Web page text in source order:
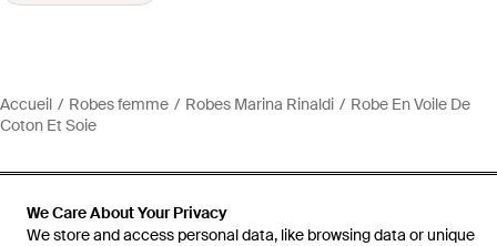
We Care About Your Privacy
We store and access personal data, like browsing data or unique
Accueil Robes femme Robes Marina Rinaldi
Robe En Voile De
Coton Et Soie